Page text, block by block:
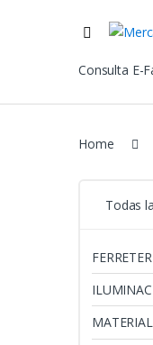
Consulta E-
Home
Todas